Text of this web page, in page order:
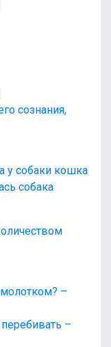
сознания,
у собаки кошка
собака
–
–